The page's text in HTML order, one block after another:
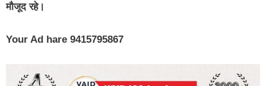
मौजूद रहे।
Your Ad hare 9415795867